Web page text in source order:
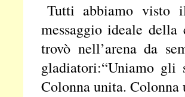
Tutti abbiamo visto
messaggio ideale
trovò nell’arena da
gladiatori:“Uniamo gli
Colonna unita. Colonna